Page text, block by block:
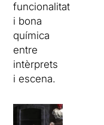
funcionalitat
i bona
química
entre
intèrprets
i escena.